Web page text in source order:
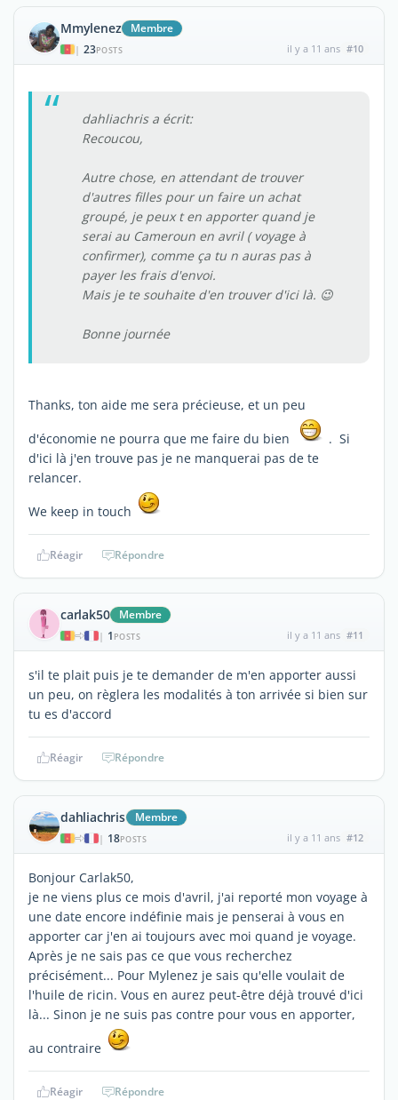
Mmylenez Membre
| 23POSTS il y a 11 ans #10
dahliachris a écrit:
Recoucou,
Autre chose, en attendant de trouver
d'autres filles pour un faire un achat
groupé, je peux t en apporter quand je
serai au Cameroun en avril ( voyage à
confirmer), comme ça tu n auras pas à
payer les frais d'envoi.
Mais je te souhaite d'en trouver d'ici là. 😉
Bonne journée
Thanks, ton aide me sera précieuse, et un peu
d'économie ne pourra que me faire du bien
. Si
d'ici là j'en trouve pas je ne manquerai pas de te
relancer.
We keep in touch
Réagir Répondre
carlak50 Membre
| 1 POSTS il y a 11 ans #11
s'il te plait puis je te demander de m'en apporter aussi
un peu, on règlera les modalités à ton arrivée si bien sur
tu es d'accord
Réagir Répondre
dahliachris Membre
| 18POSTS il y a 11 ans #12
Bonjour Carlak50,
je ne viens plus ce mois d'avril, j'ai reporté mon voyage à
une date encore indéfinie mais je penserai à vous en
apporter car j'en ai toujours avec moi quand je voyage.
Après je ne sais pas ce que vous recherchez
précisément... Pour Mylenez je sais qu'elle voulait de
l'huile de ricin. Vous en aurez peut-être déjà trouvé d'ici
là... Sinon je ne suis pas contre pour vous en apporter,
au contraire
Réagir Répondre